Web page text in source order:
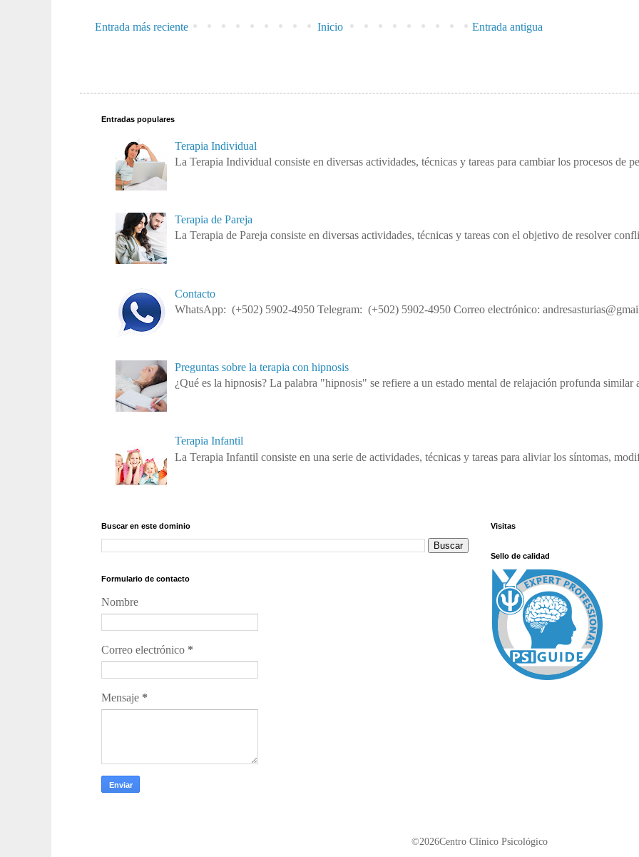
Entrada más reciente Entrada antigua
Inicio
Entradas populares
Terapia Individual
La Terapia Individual consiste en diversas actividades, técnicas y tareas para cambiar los procesos de
Terapia de Pareja
La Terapia de Pareja consiste en diversas actividades, técnicas y tareas con el objetivo de resolver
Contacto
WhatsApp: (+502) 5902-4950 Telegram: (+502) 5902-4950 Correo electrónico:
Preguntas sobre la terapia con hipnosis
¿Qué es la hipnosis? La palabra "hipnosis" se refiere a un estado mental de relajación profunda similar
Terapia Infantil
La Terapia Infantil consiste en una serie de actividades, técnicas y tareas para aliviar los síntomas,
Buscar en este dominio
Formulario de contacto
Nombre
Correo electrónico *
Mensaje *
Visitas
Sello de calidad
©2026Centro Clínico Psicológico